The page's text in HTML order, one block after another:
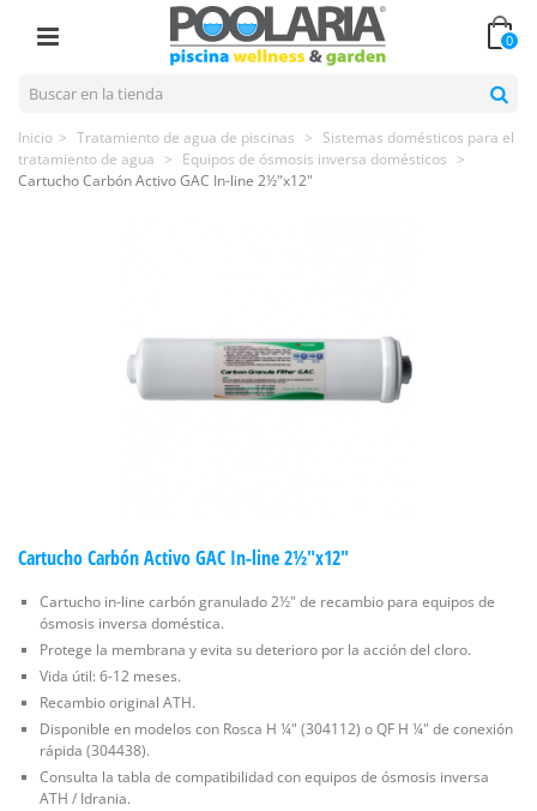
0
Inicio > Tratamiento de agua de piscinas > Sistemas domésticos para el
tratamiento de agua > Equipos de ósmosis inversa domésticos >
Cartucho Carbón Activo GAC In-line 2½"x12"
Cartucho Carbón Activo GAC In-line 2½"x12"
Cartucho in-line carbón granulado 2½" de recambio para equipos de
ósmosis inversa doméstica.
Protege la membrana y evita su deterioro por la acción del cloro.
Vida útil: 6-12 meses.
Recambio original ATH.
Disponible en modelos con Rosca H ¼" (304112) o QF H ¼" de conexión
rápida (304438).
Consulta la tabla de compatibilidad con equipos de ósmosis inversa
ATH / Idrania.